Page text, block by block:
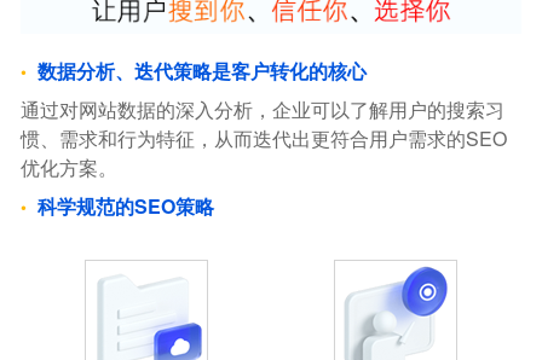
数据分析、迭代策略是客户转化的核心
通过对网站数据的深入分析，企业可以了解用户的搜索习
惯、需求和行为特征，从而迭代出更符合用户需求的SEO
优化方案。
科学规范的SEO策略